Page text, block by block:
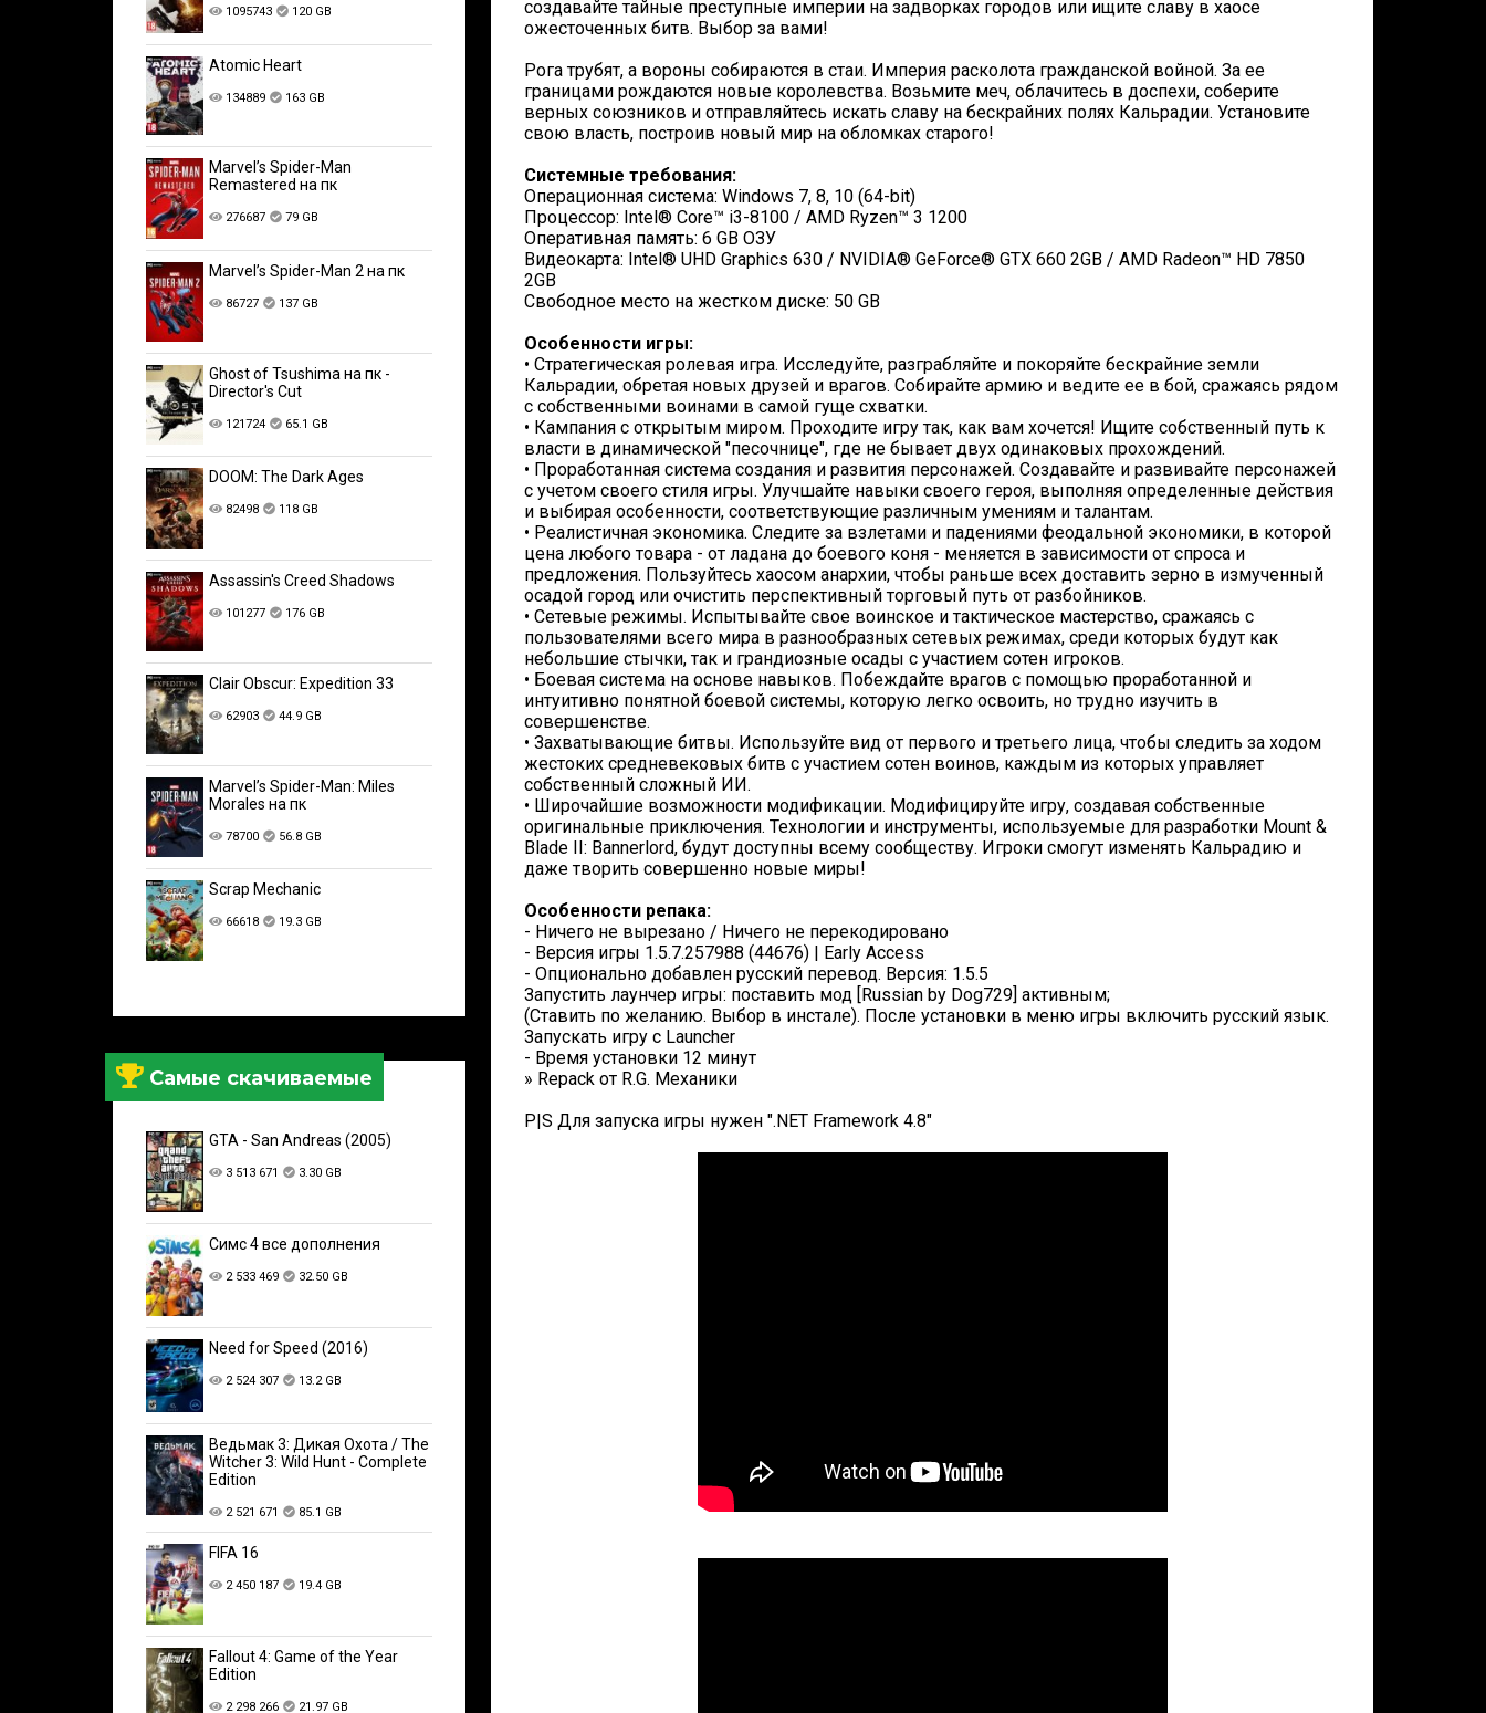
1095743 120 GB
Atomic Heart
134889 163 GB
Marvel’s Spider-Man
Remastered на пк
276687 79 GB
Marvel’s Spider-Man 2 на пк
86727 137 GB
Ghost of Tsushima на пк -
Director's Cut
121724 65.1 GB
DOOM: The Dark Ages
82498 118 GB
Assassin's Creed Shadows
101277 176 GB
Clair Obscur: Expedition 33
62903 44.9 GB
Marvel’s Spider-Man: Miles
Morales на пк
78700 56.8 GB
Scrap Mechanic
66618 19.3 GB
Самые скачиваемые
GTA - San Andreas (2005)
3 513 671 3.30 GB
Симс 4 все дополнения
2 533 469 32.50 GB
Need for Speed (2016)
2 524 307 13.2 GB
Ведьмак 3: Дикая Охота / The
Witcher 3: Wild Hunt - Complete
Edition
2 521 671 85.1 GB
FIFA 16
2 450 187 19.4 GB
Fallout 4: Game of the Year
Edition
2 298 266 21.97 GB
создавайте тайные преступные империи на задворках городов или ищите славу в хаосе
ожесточенных битв. Выбор за вами!
Рога трубят, а вороны собираются в стаи. Империя расколота гражданской войной. За ее
границами рождаются новые королевства. Возьмите меч, облачитесь в доспехи, соберите
верных союзников и отправляйтесь искать славу на бескрайних полях Кальрадии. Установите
свою власть, построив новый мир на обломках старого!
Системные требования:
Операционная система: Windows 7, 8, 10 (64-bit)
Процессор: Intel® Core™ i3-8100 / AMD Ryzen™ 3 1200
Оперативная память: 6 GB ОЗУ
Видеокарта: Intel® UHD Graphics 630 / NVIDIA® GeForce® GTX 660 2GB / AMD Radeon™ HD 7850
2GB
Свободное место на жестком диске: 50 GB
Особенности игры:
• Стратегическая ролевая игра. Исследуйте, разграбляйте и покоряйте бескрайние земли
Кальрадии, обретая новых друзей и врагов. Собирайте армию и ведите ее в бой, сражаясь рядом
с собственными воинами в самой гуще схватки.
• Кампания с открытым миром. Проходите игру так, как вам хочется! Ищите собственный путь к
власти в динамической "песочнице", где не бывает двух одинаковых прохождений.
• Проработанная система создания и развития персонажей. Создавайте и развивайте персонажей
с учетом своего стиля игры. Улучшайте навыки своего героя, выполняя определенные действия
и выбирая особенности, соответствующие различным умениям и талантам.
• Реалистичная экономика. Следите за взлетами и падениями феодальной экономики, в которой
цена любого товара - от ладана до боевого коня - меняется в зависимости от спроса и
предложения. Пользуйтесь хаосом анархии, чтобы раньше всех доставить зерно в измученный
осадой город или очистить перспективный торговый путь от разбойников.
• Сетевые режимы. Испытывайте свое воинское и тактическое мастерство, сражаясь с
пользователями всего мира в разнообразных сетевых режимах, среди которых будут как
небольшие стычки, так и грандиозные осады с участием сотен игроков.
• Боевая система на основе навыков. Побеждайте врагов с помощью проработанной и
интуитивно понятной боевой системы, которую легко освоить, но трудно изучить в
совершенстве.
• Захватывающие битвы. Используйте вид от первого и третьего лица, чтобы следить за ходом
жестоких средневековых битв с участием сотен воинов, каждым из которых управляет
собственный сложный ИИ.
• Широчайшие возможности модификации. Модифицируйте игру, создавая собственные
оригинальные приключения. Технологии и инструменты, используемые для разработки Mount &
Blade II: Bannerlord, будут доступны всему сообществу. Игроки смогут изменять Кальрадию и
даже творить совершенно новые миры!
Особенности репака:
- Ничего не вырезано / Ничего не перекодировано
- Версия игры 1.5.7.257988 (44676) | Early Access
- Опционально добавлен русский перевод. Версия: 1.5.5
Запустить лаунчер игры: поставить мод [Russian by Dog729] активным;
(Ставить по желанию. Выбор в инстале). После установки в меню игры включить русский язык.
Запускать игру с Launcher
- Время установки 12 минут
» Repack от R.G. Механики
P|S Для запуска игры нужен ".NET Framework 4.8"